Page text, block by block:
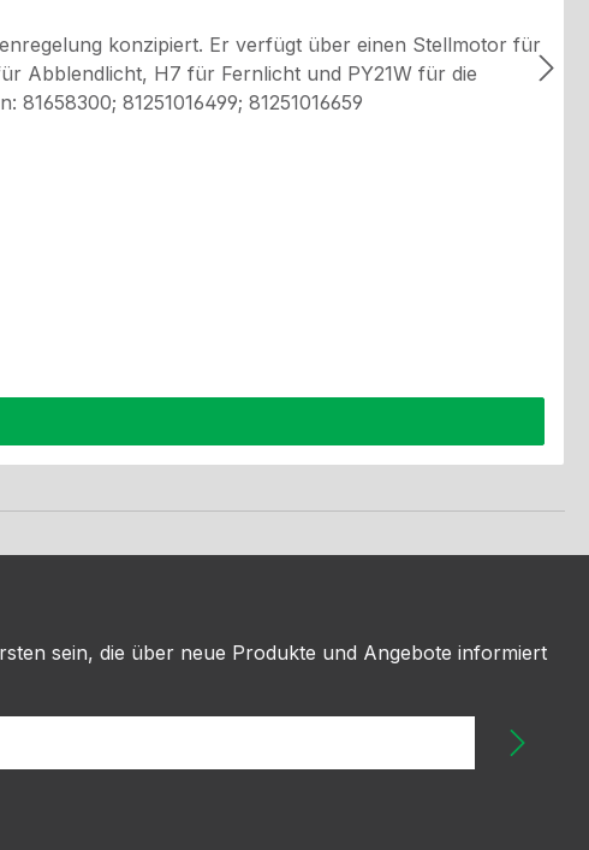
konzipiert. Er verfügt über einen Stellmotor für
Abblendlicht, H7 für Fernlicht und PY21W für die
81658300; 81251016499; 81251016659
sein, die über neue Produkte und Angebote informiert